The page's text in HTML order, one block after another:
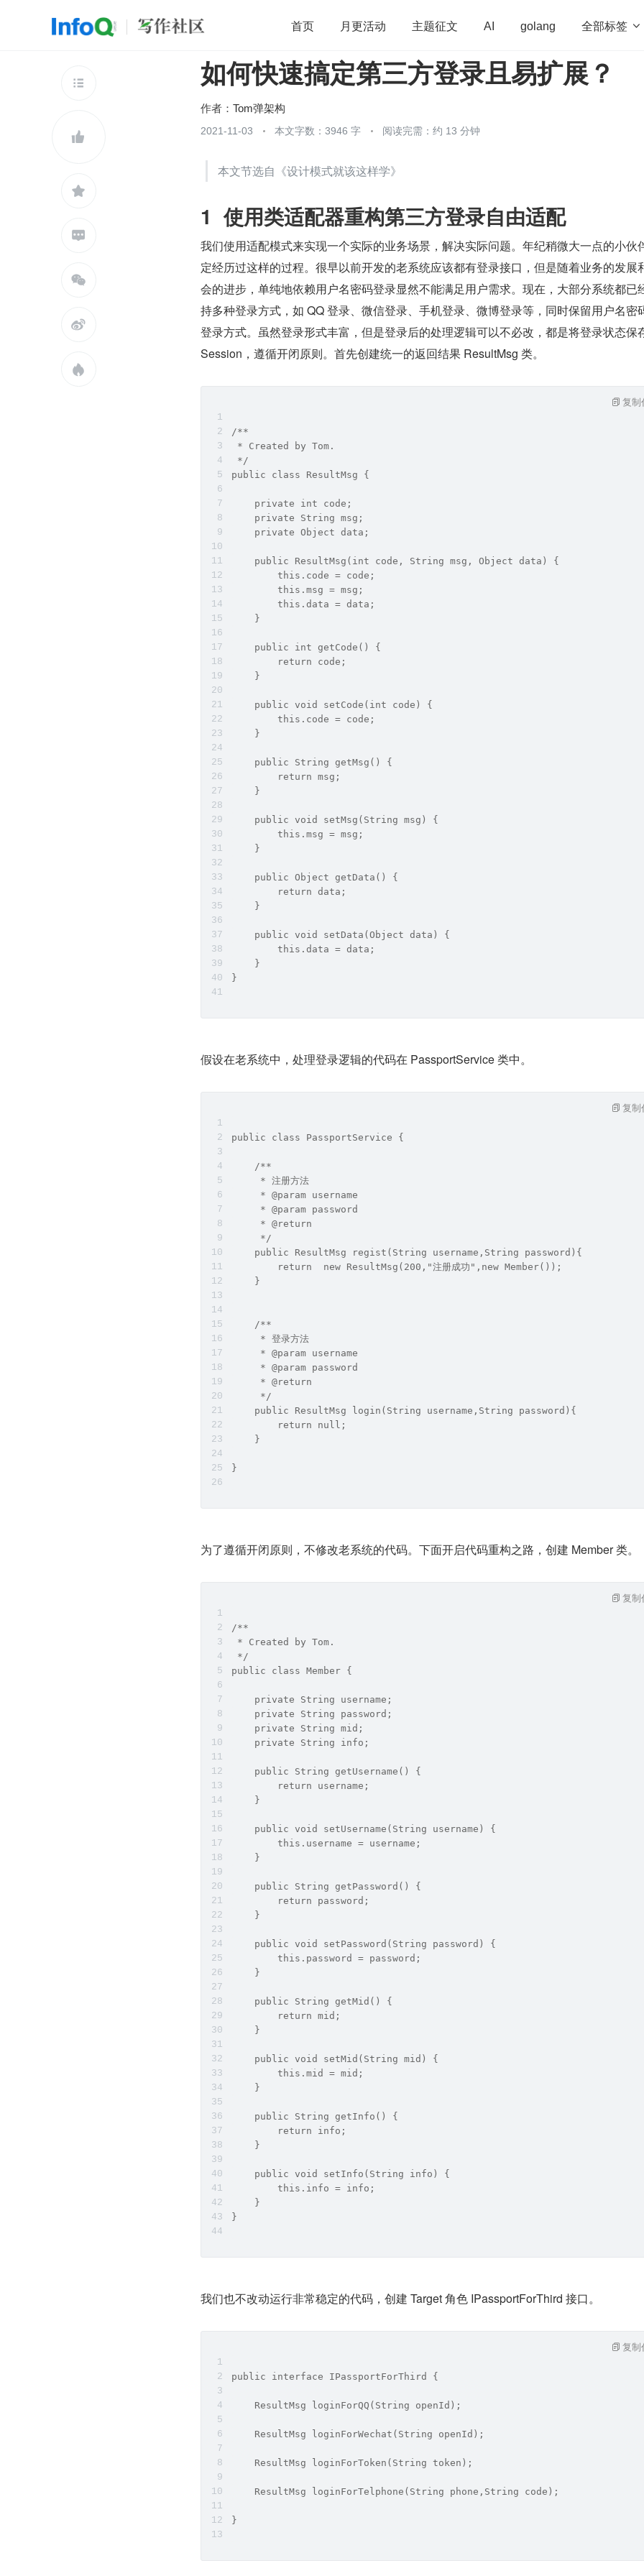
首页 月更活动 主题征文 AI golang 全部标签 
开源 架构 OpenHarmony 算法 学习方法 Web3.0
团队管理
查看更多







如何快速搞定第三方登录且易扩展？
作者： Tom弹架构
2021-11-03 本文字数：3946 字 阅读完需：约 13 分钟
本文节选自《设计模式就该这样学》
1  使用类适配器重构第三方登录自由适配
我们使用适配模式来实现一个实际的业务场景，解决实际问题。年纪稍微大一点的小伙
定经历过这样的过程。很早以前开发的老系统应该都有登录接口，但是随着业务的发展
会的进步，单纯地依赖用户名密码登录显然不能满足用户需求。现在，大部分系统都已
持多种登录方式，如 QQ 登录、微信登录、手机登录、微博登录等，同时保留用户名密
登录方式。虽然登录形式丰富，但是登录后的处理逻辑可以不必改，都是将登录状态保
Session，遵循开闭原则。首先创建统一的返回结果 ResultMsg 类。
/**
* Created by Tom.
*/
public class ResultMsg {
    private int code;
    private String msg;
    private Object data;
    public ResultMsg(int code, String msg, Object data) {
        this.code = code;
        this.msg = msg;
        this.data = data;
    }
    public int getCode() {
        return code;
    }
    public void setCode(int code) {
        this.code = code;
    }
    public String getMsg() {
        return msg;
    }
    public void setMsg(String msg) {
        this.msg = msg;
    }
    public Object getData() {
        return data;
    }
    public void setData(Object data) {
        this.data = data;
    }
}
复制
假设在老系统中，处理登录逻辑的代码在 PassportService 类中。
public class PassportService {
    /**
     * 注册方法
     * @param username
     * @param password
     * @return
     */
    public ResultMsg regist(String username,String password){
        return  new ResultMsg(200,"注册成功",new Member());
    }
    /**
     * 登录方法
     * @param username
     * @param password
     * @return
     */
    public ResultMsg login(String username,String password){
        return null;
    }
}
复制
为了遵循开闭原则，不修改老系统的代码。下面开启代码重构之路，创建 Member 类。
/**
* Created by Tom.
*/
public class Member {
    private String username;
    private String password;
    private String mid;
    private String info;
    public String getUsername() {
        return username;
    }
    public void setUsername(String username) {
        this.username = username;
    }
    public String getPassword() {
        return password;
    }
    public void setPassword(String password) {
        this.password = password;
    }
    public String getMid() {
        return mid;
    }
    public void setMid(String mid) {
        this.mid = mid;
    }
    public String getInfo() {
        return info;
    }
    public void setInfo(String info) {
        this.info = info;
    }
}
复制
我们也不改动运行非常稳定的代码，创建 Target 角色 IPassportForThird 接口。
public interface IPassportForThird {
    ResultMsg loginForQQ(String openId);
    ResultMsg loginForWechat(String openId);
    ResultMsg loginForToken(String token);
    ResultMsg loginForTelphone(String phone,String code);
}
复制